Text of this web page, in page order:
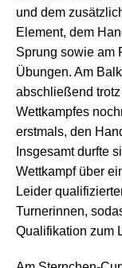
und dem
Element, dem
Sprung sowie am
Übungen. Am
abschließend
Wettkampfes
erstmals, den
Insgesamt durfte
Wettkampf über
Leider
Turnerinnen,
Qualifikation zum